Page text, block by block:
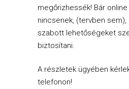
megőrizhessék! Bár
nincsenek, (tervben
szabott lehetőségeket
biztosítani.
A részletek ügyében
telefonon!